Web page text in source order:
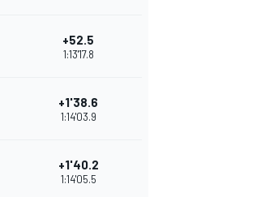
+52.5
1:13'17.8
+1'38.6
1:14'03.9
+1'40.2
1:14'05.5